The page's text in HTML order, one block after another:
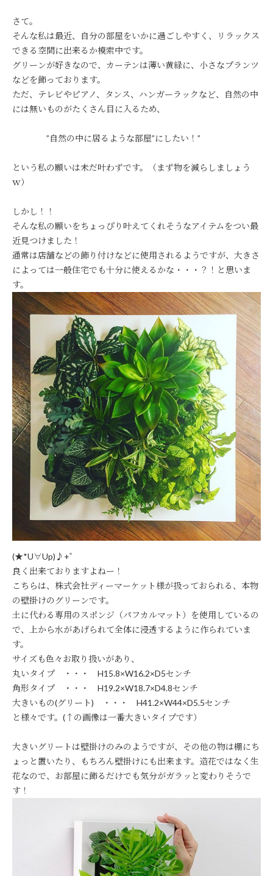
さて。
そんな私は最近、自分の部屋をいかに過ごしやすく、リラックス
できる空間に出来るか模索中です。
グリーンが好きなので、カーテンは薄い黄緑に、小さなプランツ
などを飾っております。
ただ、テレビやピアノ、タンス、ハンガーラックなど、自然の中
には無いものがたくさん目に入るため、
”自然の中に居るような部屋”にしたい！”
という私の願いは未だ叶わずです。（まず物を減らしましょう
ｗ）
しかし！！
そんな私の願いをちょっぴり叶えてくれそうなアイテムをつい最
近見つけました！
通常は店舗などの飾り付けなどに使用されるようですが、大きさ
によっては一般住宅でも十分に使えるかな・・・？！と思いま
す。
(★*U∀Up)♪+ﾟ
良く出来ておりますよねー！
こちらは、株式会社ディーマーケット様が扱っておられる、本物
の壁掛けのグリーンです。
土に代わる専用のスポンジ（パフカルマット）を使用しているの
で、上から水があげられて全体に浸透するように作られていま
す。
サイズも色々お取り扱いがあり、
丸いタイプ ・・・ H15.8×W16.2×D5センチ
角形タイプ ・・・ H19.2×W18.7×D4.8センチ
大きいもの(グリート) ・・・ H41.2×W44×D5.5センチ
と様々です。(↑の画像は一番大きいタイプです）
大きいグリートは壁掛けのみのようですが、その他の物は棚にち
ょっと置いたり、もちろん壁掛けにも出来ます。造花ではなく生
花なので、お部屋に飾るだけでも気分がガラッと変わりそうで
す！